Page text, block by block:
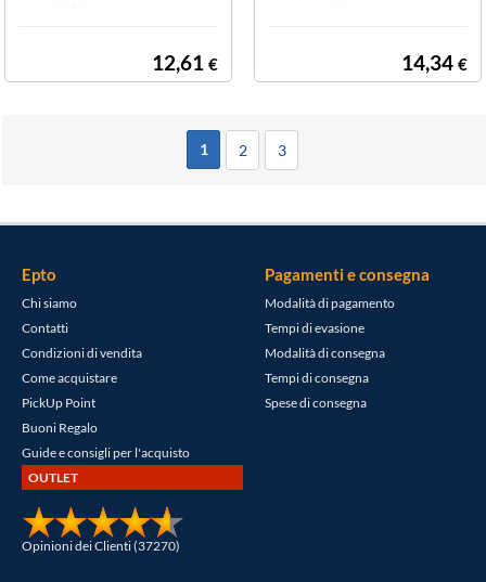
12,61 € 14,34 €
1 2 3
Epto
Chi siamo
Contatti
Condizioni di vendita
Come acquistare
PickUp Point
Buoni Regalo
Guide e consigli per l'acquisto
OUTLET
Opinioni dei Clienti (37270)
Pagamenti e consegna
Modalità di pagamento
Tempi di evasione
Modalità di consegna
Tempi di consegna
Spese di consegna